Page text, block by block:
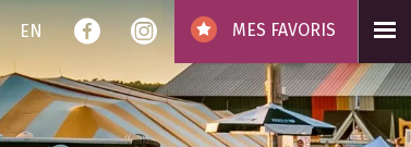
EN MES FAVORIS